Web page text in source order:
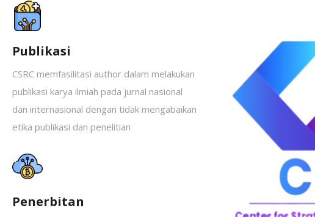
Publikasi
CSRC memfasilitasi author dalam melakukan
publikasi karya ilmiah pada jurnal nasional
dan internasional dengan tidak mengabaikan
etika publikasi dan penelitian
Penerbitan